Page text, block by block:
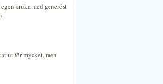
kruka med generöst
ut för mycket, men